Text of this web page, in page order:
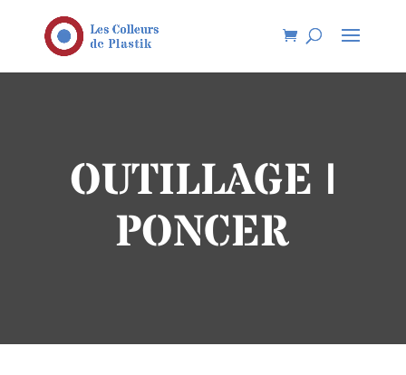
OUTILLAGE |
PONCER